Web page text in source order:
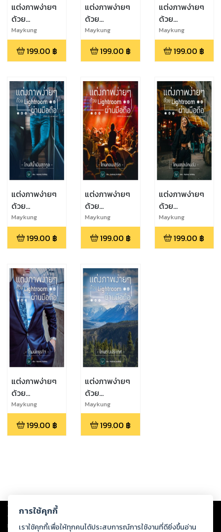
แต่งภาพง่ายๆ
ด้วย
Lightroom
ผ่านมือถือ : โทน
ขาวสว่าง
Maykung
Techblog
199.00 ฿
แต่งภาพง่ายๆ
ด้วย
Lightroom
ผ่านมือถือ : โทน
สีเหลือง
Maykung
Techblog
199.00 ฿
แต่งภาพง่ายๆ
ด้วย
Lightroom
ผ่านมือถือ : โทน
ทะเล
Maykung
Techblog
199.00 ฿
แต่งภาพง่ายๆ
ด้วย
Lightroom
ผ่านมือถือ : โทน
สีน้ำเงินสุดคูล
Maykung
Techblog
199.00 ฿
แต่งภาพง่ายๆ
ด้วย
Lightroom
ผ่านมือถือ : โทน
คอนเสิร์ต
Maykung
Techblog
199.00 ฿
แต่งภาพง่ายๆ
ด้วย
Lightroom
ผ่านมือถือ : โทน
เซเลปคนดัง
Maykung
Techblog
199.00 ฿
แต่งภาพง่ายๆ
ด้วย
Lightroom
ผ่านมือถือ : โทน
นักธุรกิจ
Maykung
Techblog
199.00 ฿
แต่งภาพง่ายๆ
ด้วย
Lightroom
ผ่านมือถือ : โทน
ต่างประเทศ
Maykung
Techblog
199.00 ฿
Copyright © 2026
ต่อผลงานหรือเนื้อหาใดที่อัปโหลดผ่านเว็บไซต์และปรากฏว่าละเมิดสิทธิใน
ทรัพย์สินทางปัญญาของบุคคลอื่นหรือขัดต่อกฎหมายและศีลธรรม ดังนั้น ผู้อ่าน
การใช้คุกกี้
เราใช้คุกกี้เพื่อให้ทุกคนได้ประสบการณ์การใช้งานที่ดียิ่งขึ้นอ่าน